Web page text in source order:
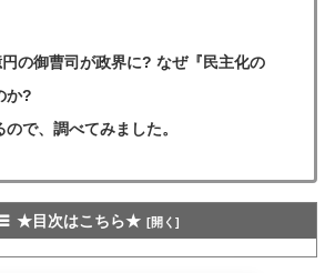
の御曹司が政界に? なぜ『民主化の
か?
で、調べてみました。
★目次はこちら★